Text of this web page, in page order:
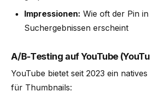
Impressionen: Wie oft der Pin in
Suchergebnissen erscheint
A/B-Testing auf YouTube
YouTube bietet seit 2023 ein
für Thumbnails: